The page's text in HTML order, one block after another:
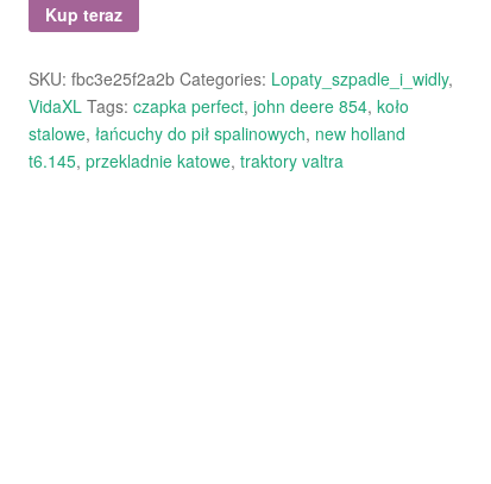
Kup teraz
SKU: fbc3e25f2a2b Categories: Lopaty_szpadle_i_widly,
VidaXL Tags: czapka perfect, john deere 854, koło
stalowe, łańcuchy do pił spalinowych, new holland
t6.145, przekladnie katowe, traktory valtra